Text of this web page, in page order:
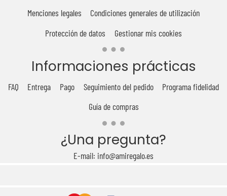
Menciones legales
Condiciones generales de utilización
Protección de datos
Gestionar mis cookies
Informaciones prácticas
FAQ Entrega Pago Seguimiento del pedido
Programa fidelidad
Guía de compras
¿Una pregunta?
E-mail: info@amiregalo.es